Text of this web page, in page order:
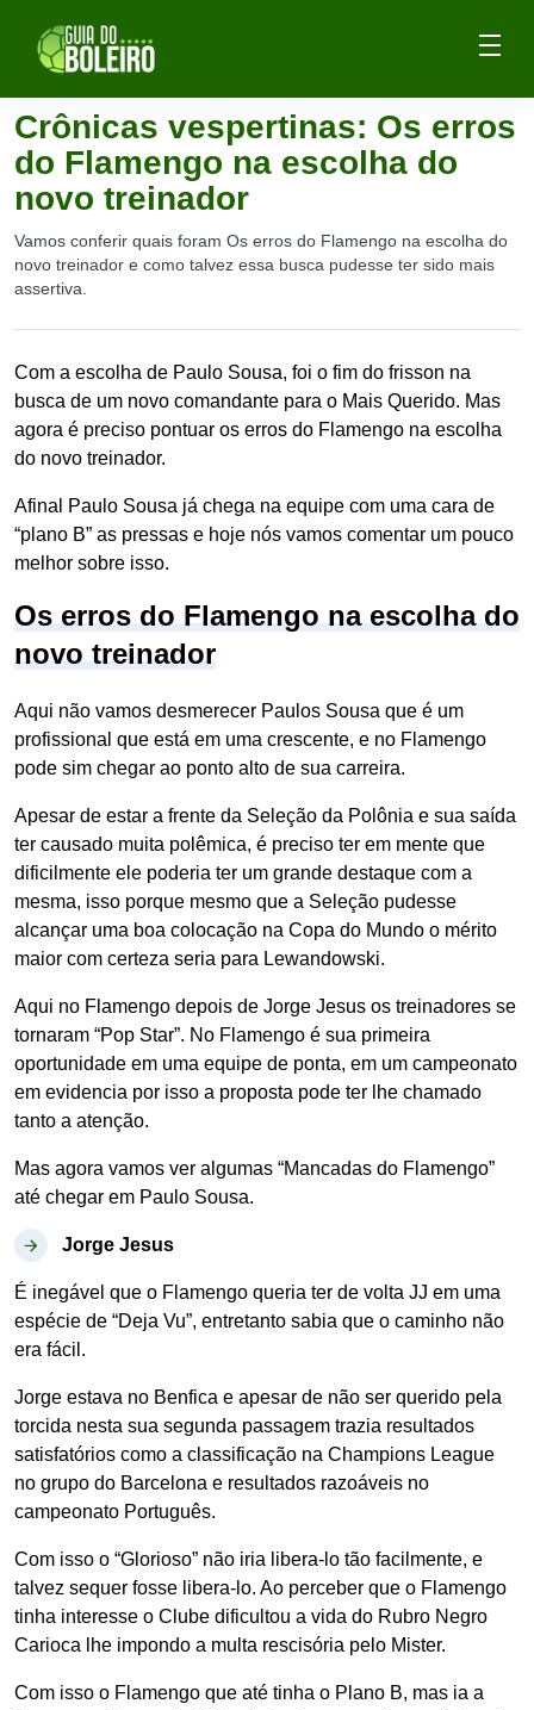
Crônicas vespertinas: Os erros
do Flamengo na escolha do
novo treinador
Vamos conferir quais foram Os erros do Flamengo na escolha do
novo treinador e como talvez essa busca pudesse ter sido mais
assertiva.
Com a escolha de Paulo Sousa, foi o fim do frisson na
busca de um novo comandante para o Mais Querido. Mas
agora é preciso pontuar os erros do Flamengo na escolha
do novo treinador.
Afinal Paulo Sousa já chega na equipe com uma cara de
“plano B” as pressas e hoje nós vamos comentar um pouco
melhor sobre isso.
Os erros do Flamengo na escolha do
novo treinador
Aqui não vamos desmerecer Paulos Sousa que é um
profissional que está em uma crescente, e no Flamengo
pode sim chegar ao ponto alto de sua carreira.
Apesar de estar a frente da Seleção da Polônia e sua saída
ter causado muita polêmica, é preciso ter em mente que
dificilmente ele poderia ter um grande destaque com a
mesma, isso porque mesmo que a Seleção pudesse
alcançar uma boa colocação na Copa do Mundo o mérito
maior com certeza seria para Lewandowski.
Aqui no Flamengo depois de Jorge Jesus os treinadores se
tornaram “Pop Star”. No Flamengo é sua primeira
oportunidade em uma equipe de ponta, em um campeonato
em evidencia por isso a proposta pode ter lhe chamado
tanto a atenção.
Mas agora vamos ver algumas “Mancadas do Flamengo”
até chegar em Paulo Sousa.
Jorge Jesus
É inegável que o Flamengo queria ter de volta JJ em uma
espécie de “Deja Vu”, entretanto sabia que o caminho não
era fácil.
Jorge estava no Benfica e apesar de não ser querido pela
torcida nesta sua segunda passagem trazia resultados
satisfatórios como a classificação na Champions League
no grupo do Barcelona e resultados razoáveis no
campeonato Português.
Com isso o “Glorioso” não iria libera-lo tão facilmente, e
talvez sequer fosse libera-lo. Ao perceber que o Flamengo
tinha interesse o Clube dificultou a vida do Rubro Negro
Carioca lhe impondo a multa rescisória pelo Mister.
Com isso o Flamengo que até tinha o Plano B, mas ia a